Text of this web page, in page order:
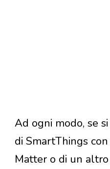
Ad ogni modo, se
di SmartThings
Matter o di un